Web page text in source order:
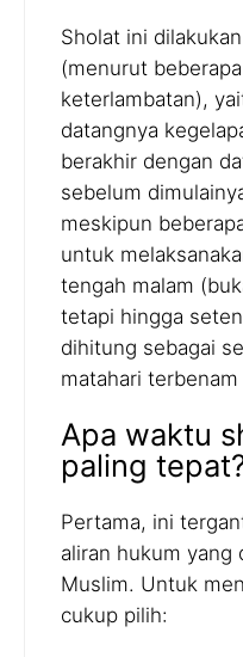
Sholat ini
(menurut
keterlambatan),
datangnya
berakhir dengan
sebelum
meskipun
untuk
tengah malam
tetapi hingga
dihitung sebagai
matahari
Apa waktu
paling
Pertama, ini
aliran hukum yang
Muslim. Untuk
cukup pilih: